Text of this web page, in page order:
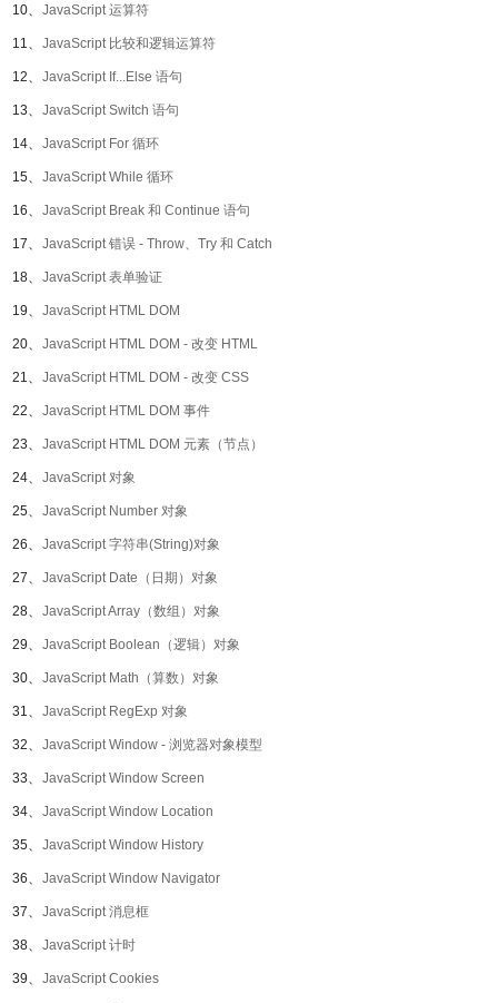
10、 JavaScript 运算符
11、 JavaScript 比较和逻辑运算符
12、 JavaScript If...Else 语句
13、 JavaScript Switch 语句
14、 JavaScript For 循环
15、 JavaScript While 循环
16、 JavaScript Break 和 Continue 语句
17、 JavaScript 错误 - Throw、Try 和 Catch
18、 JavaScript 表单验证
19、 JavaScript HTML DOM
20、 JavaScript HTML DOM - 改变 HTML
21、 JavaScript HTML DOM - 改变 CSS
22、 JavaScript HTML DOM 事件
23、 JavaScript HTML DOM 元素（节点）
24、 JavaScript 对象
25、 JavaScript Number 对象
26、 JavaScript 字符串(String)对象
27、 JavaScript Date（日期）对象
28、 JavaScript Array（数组）对象
29、 JavaScript Boolean（逻辑）对象
30、 JavaScript Math（算数）对象
31、 JavaScript RegExp 对象
32、 JavaScript Window - 浏览器对象模型
33、 JavaScript Window Screen
34、 JavaScript Window Location
35、 JavaScript Window History
36、 JavaScript Window Navigator
37、 JavaScript 消息框
38、 JavaScript 计时
39、 JavaScript Cookies